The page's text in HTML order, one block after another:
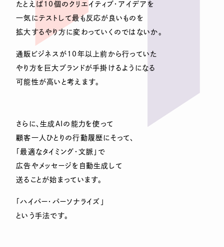
たとえば10個のクリエイティブ・アイデアを
一気にテストして最も反応が良いものを
拡大するやり方に変わっていくのではないか。
通販ビジネスが10年以上前から行っていた
やり方を巨大ブランドが手掛けるようになる
可能性が高いと考えます。
さらに、生成AIの能力を使って
顧客一人ひとりの行動履歴にそって、
「最適なタイミング・文脈」で
広告やメッセージを自動生成して
送ることが始まっています。
「ハイパー・パーソナライズ」
という手法です。